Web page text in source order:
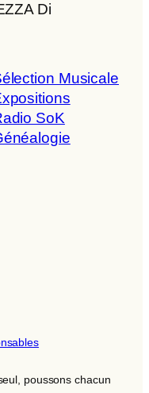
Di
Musicale
SoK
poussons chacun